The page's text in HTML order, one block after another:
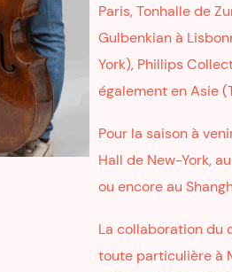
Paris, Tonhalle de
Gulbenkian à
York), Phillips
également en Asie
Pour la saison à
Hall de New-York,
ou encore au
La collaboration du
toute particulière à